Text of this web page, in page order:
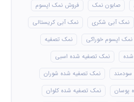
صابون نمک
فروش نمک اپسوم
نمک آبی شکری
نمک آبی کریستالی
نمک اپسوم خوراکی
نمک تصفیه
نمک تصفیه شده اسبی
نمک تصفیه شده شوران
پوسان
نمک تصفیه شده کلوان